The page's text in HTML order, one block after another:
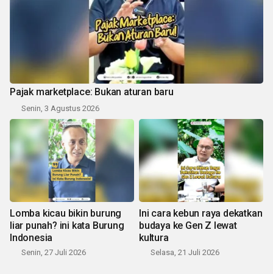
Pajak marketplace: Bukan aturan baru
Senin, 3 Agustus 2026
Lomba kicau bikin burung
liar punah? ini kata Burung
Indonesia
Senin, 27 Juli 2026
Ini cara kebun raya dekatkan
budaya ke Gen Z lewat
kultura
Selasa, 21 Juli 2026